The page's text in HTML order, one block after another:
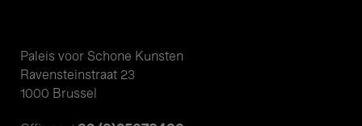
Paleis voor Schone Kunsten
Ravensteinstraat 23
1000 Brussel